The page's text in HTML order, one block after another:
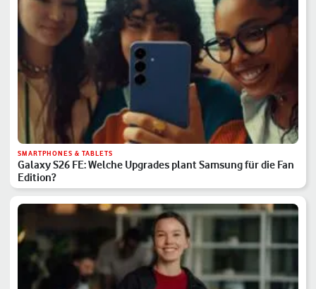
SMARTPHONES & TABLETS
Galaxy S26 FE: Welche Upgrades plant Samsung für die Fan
Edition?